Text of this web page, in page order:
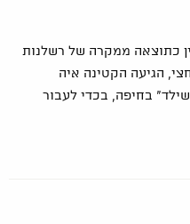
כתוצאה ממקרה של רשלנות
הגיעה הקטינה איה
בחיפה, בכדי לעבור